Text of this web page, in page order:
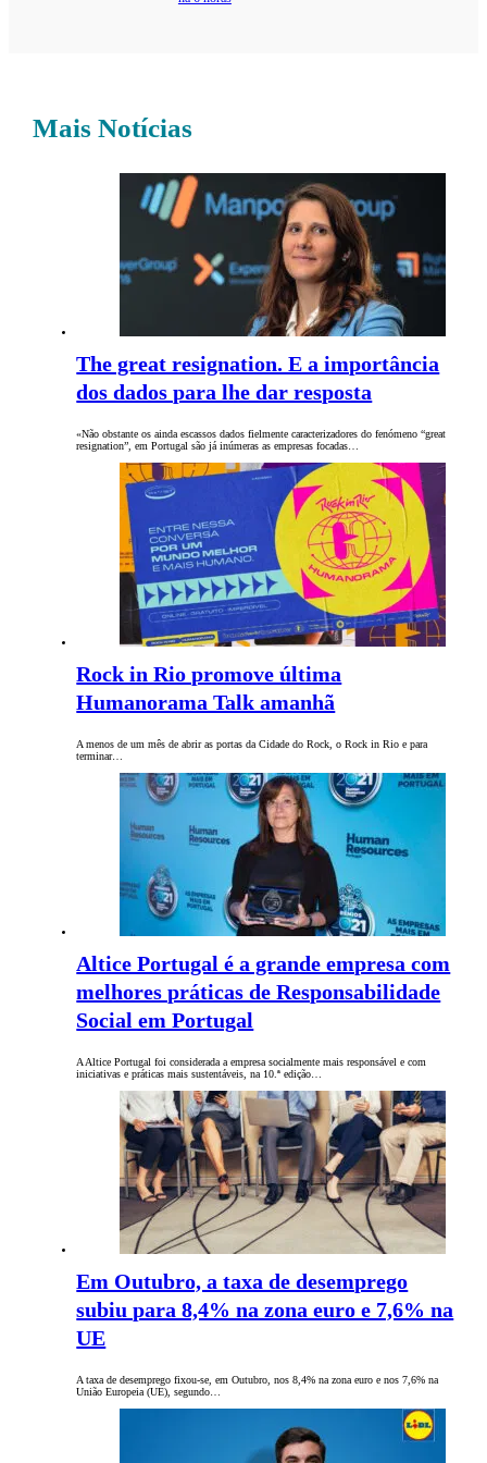
Mais Notícias
The great resignation. E a importância
dos dados para lhe dar resposta
«Não obstante os ainda escassos dados fielmente caracterizadores do fenómeno “great
resignation”, em Portugal são já inúmeras as empresas focadas…
Rock in Rio promove última
Humanorama Talk amanhã
A menos de um mês de abrir as portas da Cidade do Rock, o Rock in Rio e para
terminar…
Altice Portugal é a grande empresa com
melhores práticas de Responsabilidade
Social em Portugal
A Altice Portugal foi considerada a empresa socialmente mais responsável e com
iniciativas e práticas mais sustentáveis, na 10.ª edição…
Em Outubro, a taxa de desemprego
subiu para 8,4% na zona euro e 7,6% na
UE
A taxa de desemprego fixou-se, em Outubro, nos 8,4% na zona euro e nos 7,6% na
União Europeia (UE), segundo…